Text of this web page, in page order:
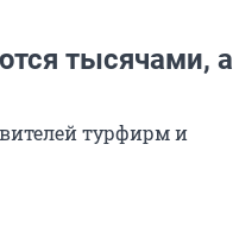
тысячами, а
турфирм и